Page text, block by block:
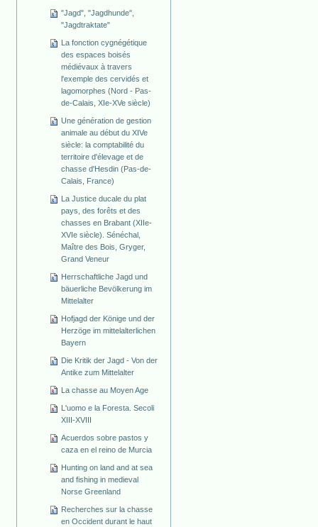
"Jagd", "Jagdhunde",
"Jagdtraktate"
La fonction cygnégétique
des espaces boisés
médiévaux à travers
l'exemple des cervidés et
lagomorphes (Nord - Pas-
de-Calais, XIe-XVe siècle)
Une génération de gestion
animale au début du XIVe
siècle: la comptabilité du
territoire d'élevage et de
chasse d'Hesdin (Pas-de-
Calais, France)
La Justice ducale du plat
pays, des forêts et des
chasses en Brabant (XIIe-
XVIe siècle). Sénéchal,
Maître des Bois, Gryger,
Grand Veneur
Herrschaftliche Jagd und
bäuerliche Bevölkerung im
Mittelalter
Hofjagd der Könige und der
Herzöge im mittelalterlichen
Bayern
Die Kritik der Jagd - Von der
Antike zum Mittelalter
La chasse au Moyen Age
L'uomo e la Foresta. Secoli
XIII-XVIII
Acuerdos sobre pastos y
caza en el reino de Murcia
Hunting on land and at sea
and fishing in medieval
Norse Greenland
Recherches sur la chasse
en Occident durant le haut